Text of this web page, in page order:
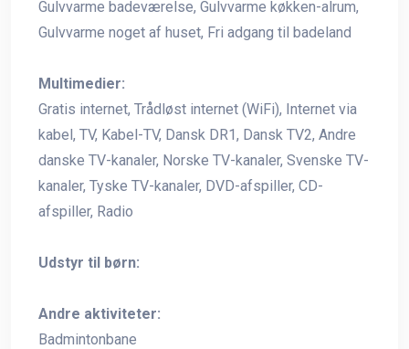
Gulvvarme badeværelse, Gulvvarme køkken-alrum,
Gulvvarme noget af huset, Fri adgang til badeland
Multimedier:
Gratis internet, Trådløst internet (WiFi), Internet via
kabel, TV, Kabel-TV, Dansk DR1, Dansk TV2, Andre
danske TV-kanaler, Norske TV-kanaler, Svenske TV-
kanaler, Tyske TV-kanaler, DVD-afspiller, CD-
afspiller, Radio
Udstyr til børn:
Andre aktiviteter:
Badmintonbane